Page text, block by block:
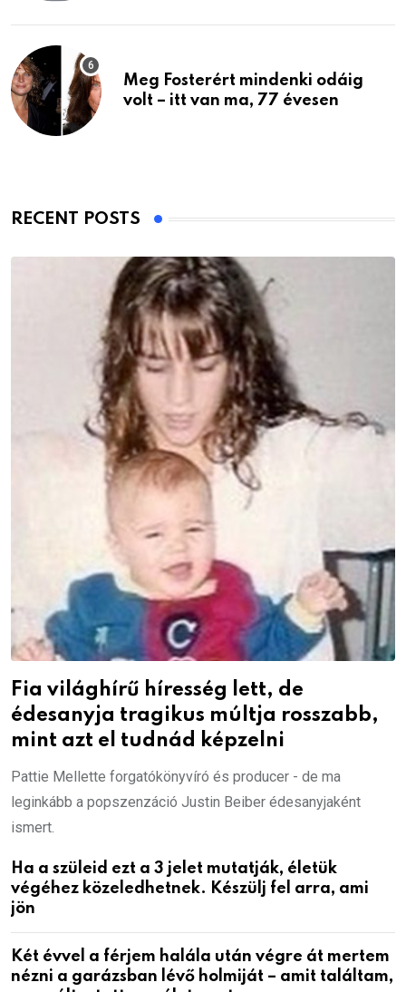
Meg Fosterért mindenki odáig
volt – itt van ma, 77 évesen
RECENT POSTS
Fia világhírű híresség lett, de
édesanyja tragikus múltja rosszabb,
mint azt el tudnád képzelni
Pattie Mellette forgatókönyvíró és producer - de ma
leginkább a popszenzáció Justin Beiber édesanyjaként
ismert.
Ha a szüleid ezt a 3 jelet mutatják, életük
végéhez közeledhetnek. Készülj fel arra, ami
jön
Két évvel a férjem halála után végre át mertem
nézni a garázsban lévő holmiját – amit találtam,